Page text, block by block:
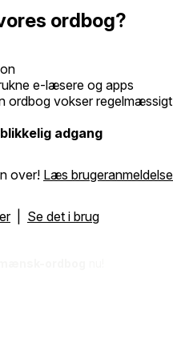
ordbog?
e-læsere og apps
ordbog vokser regelmæssigt
adgang
over! Læs
| Se det i brug